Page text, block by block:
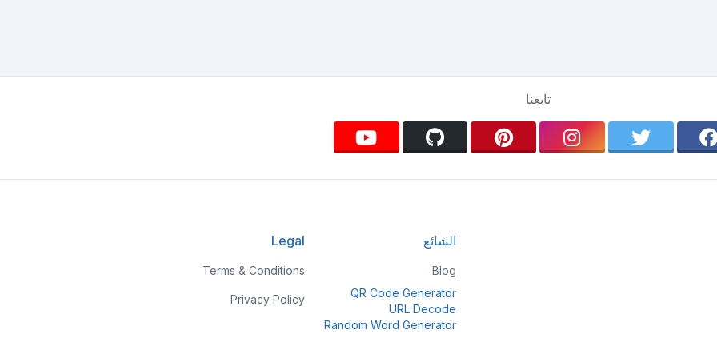
تابعنا
الشائع
Blog
QR Code Generator
URL Decode
Random Word Generator
Legal
Terms & Conditions
Privacy Policy